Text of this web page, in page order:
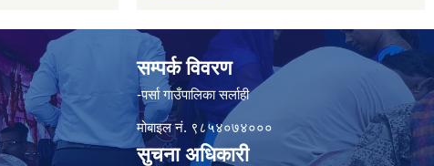
सम्पर्क विवरण
-पर्सा गाउँपालिका सर्लाही
मोबाइल नं. ९८५४०७४०००
सुचना अधिकारी